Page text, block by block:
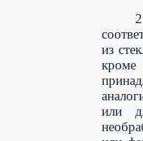
из
кроме
или